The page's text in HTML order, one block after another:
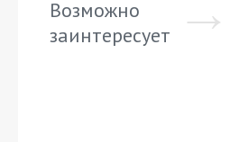
Возможно
заинтересует